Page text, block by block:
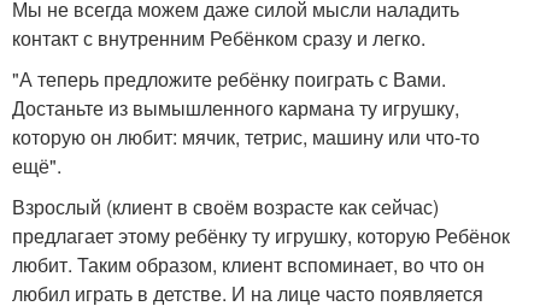
Мы не всегда можем даже силой мысли наладить
контакт с внутренним Ребёнком сразу и легко.
"А теперь предложите ребёнку поиграть с Вами.
Достаньте из вымышленного кармана ту игрушку,
которую он любит: мячик, тетрис, машину или что-то
ещё".
Взрослый (клиент в своём возрасте как сейчас)
предлагает этому ребёнку ту игрушку, которую Ребёнок
любит. Таким образом, клиент вспоминает, во что он
любил играть в детстве. И на лице часто появляется